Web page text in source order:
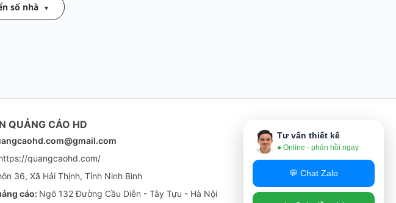
số nhà
QUẢNG CÁO HD
quangcaohd.com/
36, Xã Hải Thịnh, Tỉnh Ninh Bình
cáo: Ngõ 132 Đường Cầu Diễn - Tây Tựu - Hà Nội
Tư vấn thiết kế
● Online - phản hồi ngay
💬 Chat Zalo